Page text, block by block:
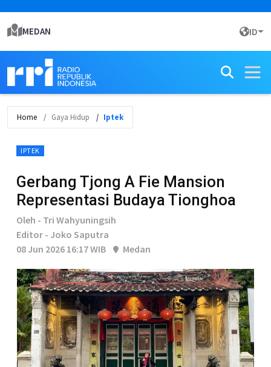
MEDAN ID
Home Gaya Hidup Iptek
IPTEK
Gerbang Tjong A Fie Mansion
Representasi Budaya Tionghoa
Oleh - Tri Wahyuningsih
Editor - Joko Saputra
08 Jun 2026 16:17 WIB
Medan